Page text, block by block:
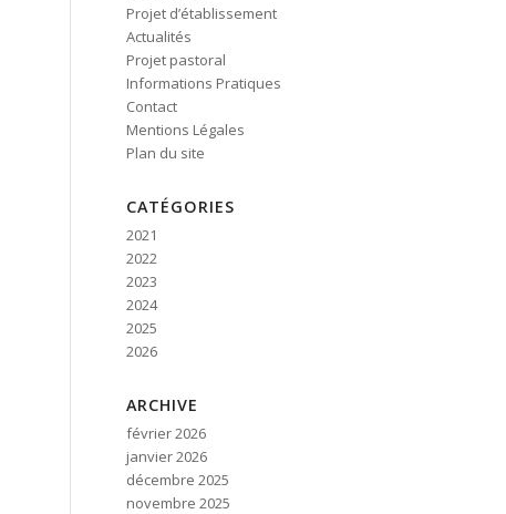
Projet d’établissement
Actualités
Projet pastoral
Informations Pratiques
Contact
Mentions Légales
Plan du site
CATÉGORIES
2021
2022
2023
2024
2025
2026
ARCHIVE
février 2026
janvier 2026
décembre 2025
novembre 2025